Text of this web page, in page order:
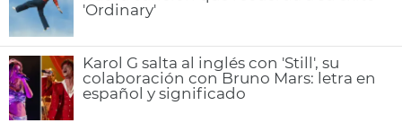
'Ordinary'
Karol G salta al inglés con 'Still', su
colaboración con Bruno Mars: letra en
español y significado